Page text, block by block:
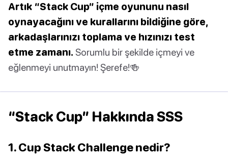
Artık “Stack Cup” içme oyununu nasıl
oynayacağını ve kurallarını bildiğine göre,
arkadaşlarınızı toplama ve hızınızı test
etme zamanı. Sorumlu bir şekilde içmeyi ve
eğlenmeyi unutmayın! Şerefe!🍻
“Stack Cup” Hakkında SSS
1. Cup Stack Challenge nedir?